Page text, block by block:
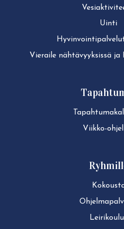
Uinti
Vieraile näh­tä­vyyk­sis­sä ja
Viikko-